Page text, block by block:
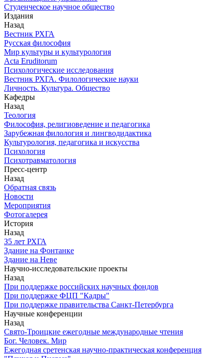
Студенческое научное общество
Издания
Назад
Вестник РХГА
Русская философия
Мир культуры и культурология
Acta Eruditorum
Психологические исследования
Вестник РХГА. Филологические науки
Личность. Культура. Общество
Кафедры
Назад
Теология
Философия, религиоведение и педагогика
Зарубежная филология и лингводидактика
Культурология, педагогика и искусства
Психология
Психотравматология
Пресс-центр
Назад
Обратная связь
Новости
Мероприятия
Фотогалерея
История
Назад
З5 лет РХГА
Здание на Фонтанке
Здание на Неве
Научно-исследовательские проекты
Назад
При поддержке российских научных фондов
При поддержке ФЦП "Кадры"
При поддержке правительства Санкт-Петербурга
Научные конференции
Назад
Свято-Троицкие ежегодные международные чтения
Бог. Человек. Мир
Ежегодная сретенская научно-практическая конференция